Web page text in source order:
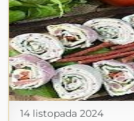
14 listopada 2024